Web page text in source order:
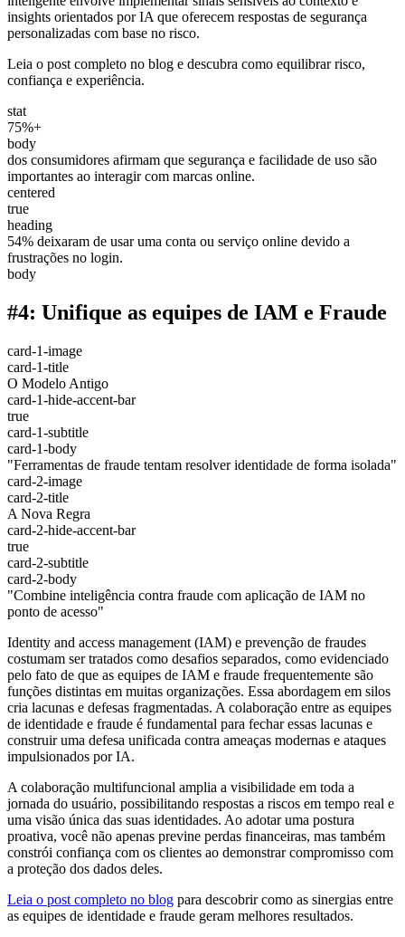
insights orientados por IA que oferecem respostas de segurança
personalizadas com base no risco.
Leia o post completo no blog e descubra como equilibrar risco,
confiança e experiência.
stat
75%+
body
dos consumidores afirmam que segurança e facilidade de uso são
importantes ao interagir com marcas online.
centered
true
heading
54% deixaram de usar uma conta ou serviço online devido a
frustrações no login.
body
#4: Unifique as equipes de IAM e Fraude
card-1-image
card-1-title
O Modelo Antigo
card-1-hide-accent-bar
true
card-1-subtitle
card-1-body
"Ferramentas de fraude tentam resolver identidade de forma isolada"
card-2-image
card-2-title
A Nova Regra
card-2-hide-accent-bar
true
card-2-subtitle
card-2-body
"Combine inteligência contra fraude com aplicação de IAM no
ponto de acesso"
Identity and access management (IAM) e prevenção de fraudes
costumam ser tratados como desafios separados, como evidenciado
pelo fato de que as equipes de IAM e fraude frequentemente são
funções distintas em muitas organizações. Essa abordagem em silos
cria lacunas e defesas fragmentadas. A colaboração entre as equipes
de identidade e fraude é fundamental para fechar essas lacunas e
construir uma defesa unificada contra ameaças modernas e ataques
impulsionados por IA.
A colaboração multifuncional amplia a visibilidade em toda a
jornada do usuário, possibilitando respostas a riscos em tempo real e
uma visão única das suas identidades. Ao adotar uma postura
proativa, você não apenas previne perdas financeiras, mas também
constrói confiança com os clientes ao demonstrar compromisso com
a proteção dos dados deles.
Leia o post completo no blog para descobrir como as sinergias entre
as equipes de identidade e fraude geram melhores resultados.